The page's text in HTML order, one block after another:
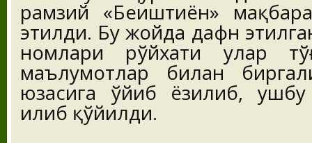
рамзий «Беҳиштиён»
этилди. Бу жойда дафн
номлари рўйхати улар
маълумотлар билан
юзасига ўйиб ёзилиб,
илиб қўйилди.